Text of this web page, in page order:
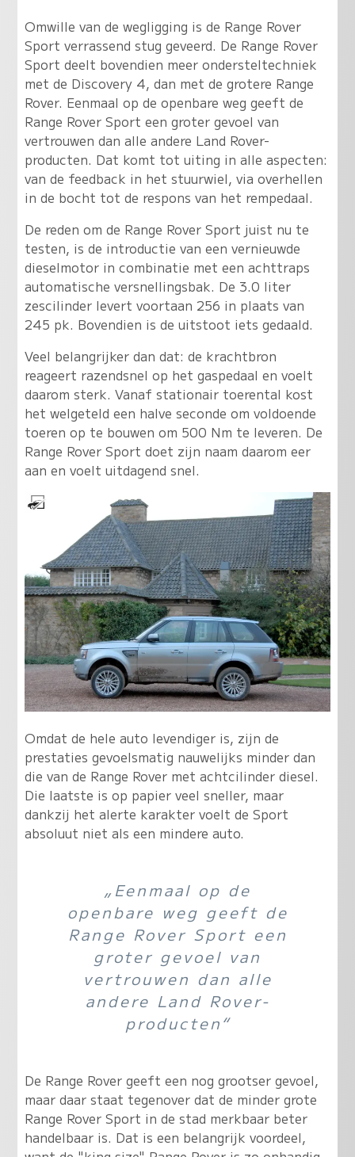
Omwille van de wegligging is de Range Rover
Sport verrassend stug geveerd. De Range Rover
Sport deelt bovendien meer ondersteltechniek
met de Discovery 4, dan met de grotere Range
Rover. Eenmaal op de openbare weg geeft de
Range Rover Sport een groter gevoel van
vertrouwen dan alle andere Land Rover-
producten. Dat komt tot uiting in alle aspecten:
van de feedback in het stuurwiel, via overhellen
in de bocht tot de respons van het rempedaal.
De reden om de Range Rover Sport juist nu te
testen, is de introductie van een vernieuwde
dieselmotor in combinatie met een achttraps
automatische versnellingsbak. De 3.0 liter
zescilinder levert voortaan 256 in plaats van
245 pk. Bovendien is de uitstoot iets gedaald.
Veel belangrijker dan dat: de krachtbron
reageert razendsnel op het gaspedaal en voelt
daarom sterk. Vanaf stationair toerental kost
het welgeteld een halve seconde om voldoende
toeren op te bouwen om 500 Nm te leveren. De
Range Rover Sport doet zijn naam daarom eer
aan en voelt uitdagend snel.
Omdat de hele auto levendiger is, zijn de
prestaties gevoelsmatig nauwelijks minder dan
die van de Range Rover met achtcilinder diesel.
Die laatste is op papier veel sneller, maar
dankzij het alerte karakter voelt de Sport
absoluut niet als een mindere auto.
„Eenmaal op de
openbare weg geeft de
Range Rover Sport een
groter gevoel van
vertrouwen dan alle
andere Land Rover-
producten“
De Range Rover geeft een nog grootser gevoel,
maar daar staat tegenover dat de minder grote
Range Rover Sport in de stad merkbaar beter
handelbaar is. Dat is een belangrijk voordeel,